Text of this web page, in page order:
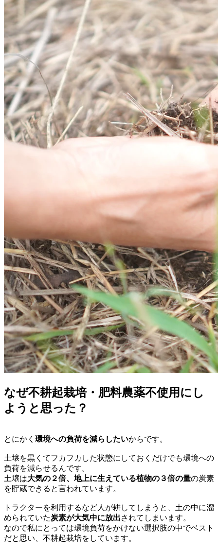
なぜ不耕起栽培・肥料農薬不使用にし
ようと思った？
とにかく 環境への負荷を減らしたいからです。
土壌を黒くてフカフカした状態にしておくだけでも環境への
負荷を減らせるんです。
土壌は大気の２倍、地上に生えている植物の３倍の量の炭素
を貯蔵できると言われています。
トラクターを利用するなど人が耕してしまうと、土の中に溜
められていた炭素が大気中に放出されてしまいます。
なので私にとっては環境負荷をかけない選択肢の中でベスト
だと思い、不耕起栽培をしています。